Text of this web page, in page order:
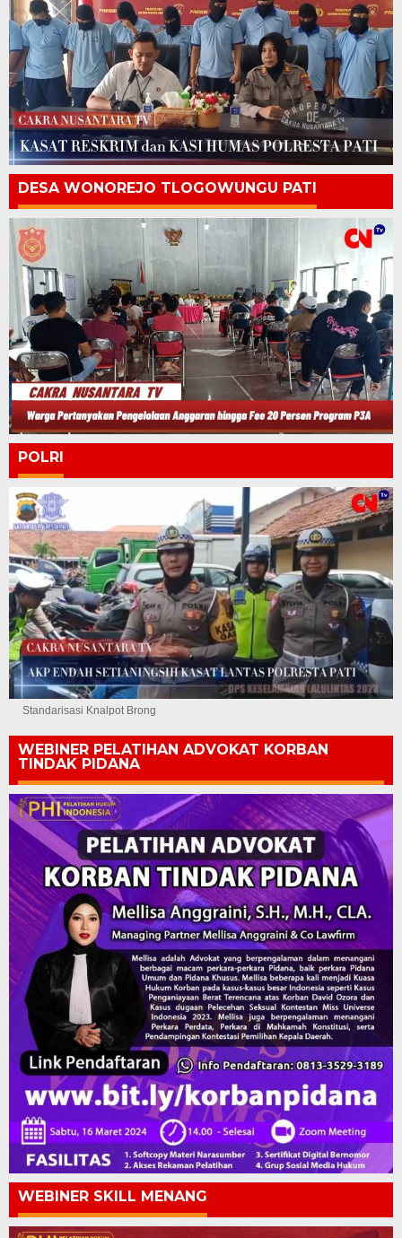
DESA WONOREJO TLOGOWUNGU PATI
POLRI
Standarisasi Knalpot Brong
WEBINER PELATIHAN ADVOKAT KORBAN
TINDAK PIDANA
WEBINER SKILL MENANG